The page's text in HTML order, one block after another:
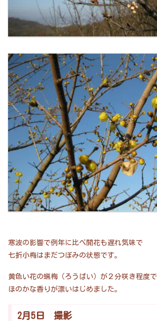
寒波の影響で例年に比べ開花も遅れ気味で
七折小梅はまだつぼみの状態です。
黄色い花の蝋梅（ろうばい）が２分咲き程度で
ほのかな香りが漂いはじめました。
2月5日 撮影